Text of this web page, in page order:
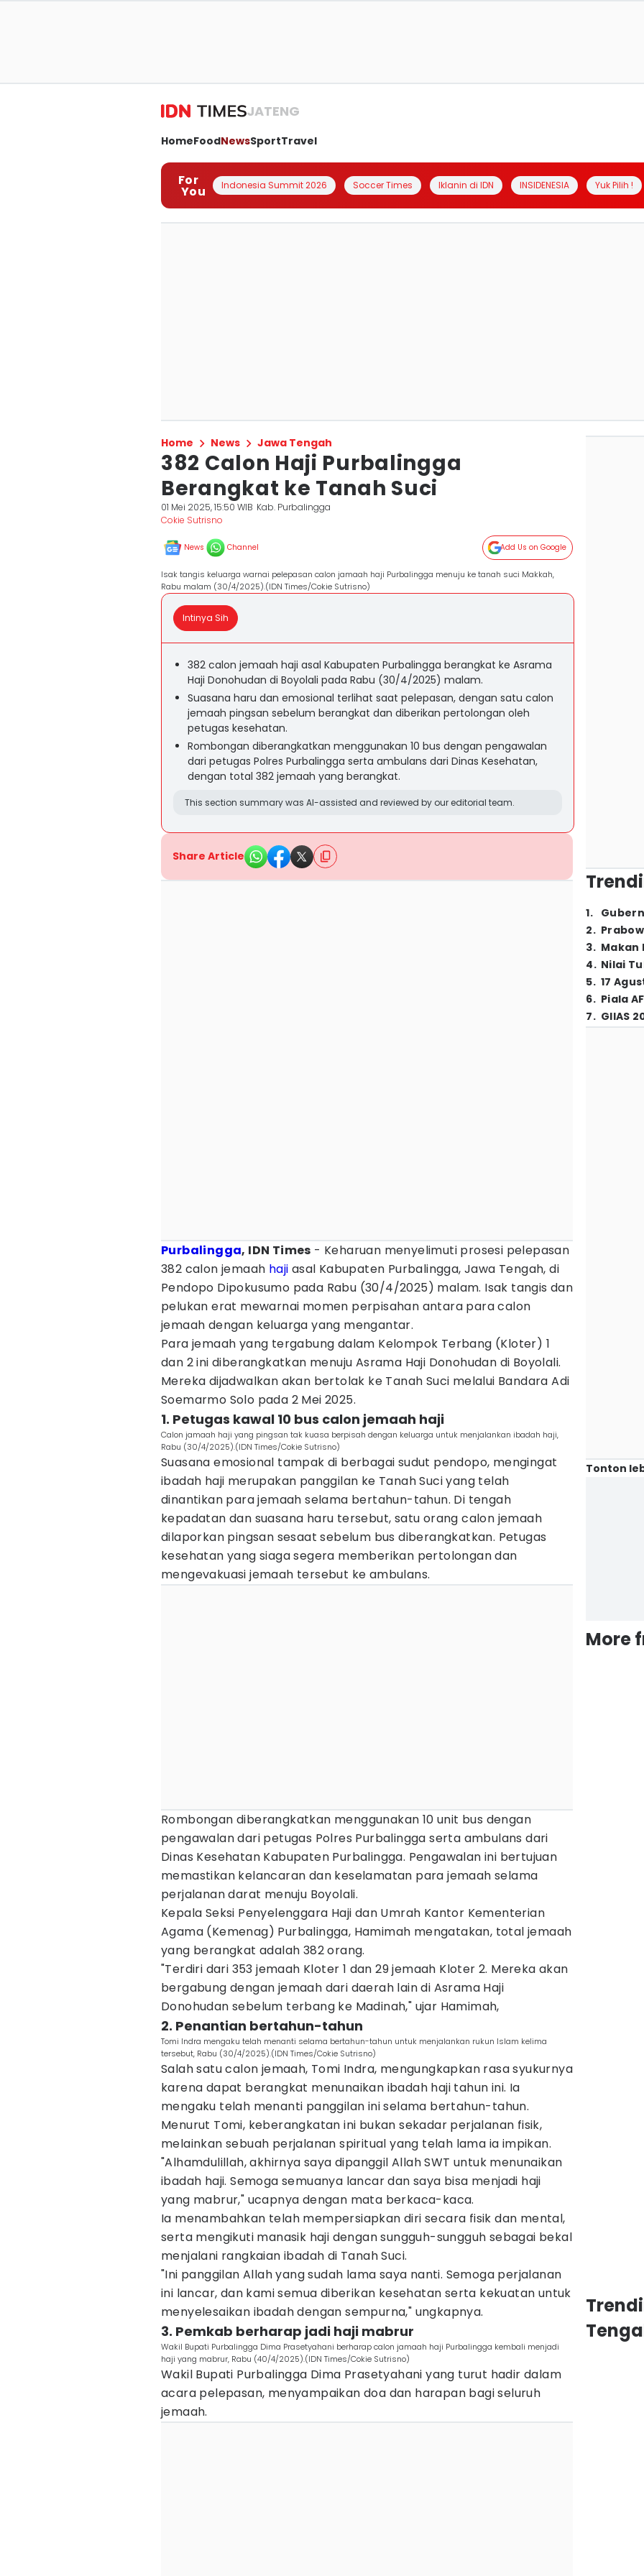
JATENG
HomeFoodNewsSportTravel
For
You Indonesia Summit 2026 Soccer Times Iklanin di IDN INSIDENESIA Yuk Pilih !
Home News Jawa Tengah
382 Calon Haji Purbalingga
Berangkat ke Tanah Suci
01 Mei 2025, 15:50 WIB Kab. Purbalingga
Cokie Sutrisno
News Channel Add Us on Google
Isak tangis keluarga warnai pelepasan calon jamaah haji Purbalingga menuju ke tanah suci Makkah,
Rabu malam (30/4/2025).(IDN Times/Cokie Sutrisno)
Intinya Sih
382 calon jemaah haji asal Kabupaten Purbalingga berangkat ke Asrama
Haji Donohudan di Boyolali pada Rabu (30/4/2025) malam.
Suasana haru dan emosional terlihat saat pelepasan, dengan satu calon
jemaah pingsan sebelum berangkat dan diberikan pertolongan oleh
petugas kesehatan.
Rombongan diberangkatkan menggunakan 10 bus dengan pengawalan
dari petugas Polres Purbalingga serta ambulans dari Dinas Kesehatan,
dengan total 382 jemaah yang berangkat.
This section summary was AI-assisted and reviewed by our editorial team.
Share Article
Purbalingga, IDN Times - Keharuan menyelimuti prosesi pelepasan
382 calon jemaah haji asal Kabupaten Purbalingga, Jawa Tengah, di
Pendopo Dipokusumo pada Rabu (30/4/2025) malam. Isak tangis dan
pelukan erat mewarnai momen perpisahan antara para calon
jemaah dengan keluarga yang mengantar.
Para jemaah yang tergabung dalam Kelompok Terbang (Kloter) 1
dan 2 ini diberangkatkan menuju Asrama Haji Donohudan di Boyolali.
Mereka dijadwalkan akan bertolak ke Tanah Suci melalui Bandara Adi
Soemarmo Solo pada 2 Mei 2025.
1. Petugas kawal 10 bus calon jemaah haji
Calon jamaah haji yang pingsan tak kuasa berpisah dengan keluarga untuk menjalankan ibadah haji,
Rabu (30/4/2025).(IDN Times/Cokie Sutrisno)
Suasana emosional tampak di berbagai sudut pendopo, mengingat
ibadah haji merupakan panggilan ke Tanah Suci yang telah
dinantikan para jemaah selama bertahun-tahun. Di tengah
kepadatan dan suasana haru tersebut, satu orang calon jemaah
dilaporkan pingsan sesaat sebelum bus diberangkatkan. Petugas
kesehatan yang siaga segera memberikan pertolongan dan
mengevakuasi jemaah tersebut ke ambulans.
Rombongan diberangkatkan menggunakan 10 unit bus dengan
pengawalan dari petugas Polres Purbalingga serta ambulans dari
Dinas Kesehatan Kabupaten Purbalingga. Pengawalan ini bertujuan
memastikan kelancaran dan keselamatan para jemaah selama
perjalanan darat menuju Boyolali.
Kepala Seksi Penyelenggara Haji dan Umrah Kantor Kementerian
Agama (Kemenag) Purbalingga, Hamimah mengatakan, total jemaah
yang berangkat adalah 382 orang.
"Terdiri dari 353 jemaah Kloter 1 dan 29 jemaah Kloter 2. Mereka akan
bergabung dengan jemaah dari daerah lain di Asrama Haji
Donohudan sebelum terbang ke Madinah," ujar Hamimah,
2. Penantian bertahun-tahun
Tomi Indra mengaku telah menanti selama bertahun-tahun untuk menjalankan rukun Islam kelima
tersebut, Rabu (30/4/2025).(IDN Times/Cokie Sutrisno)
Salah satu calon jemaah, Tomi Indra, mengungkapkan rasa syukurnya
karena dapat berangkat menunaikan ibadah haji tahun ini. Ia
mengaku telah menanti panggilan ini selama bertahun-tahun.
Menurut Tomi, keberangkatan ini bukan sekadar perjalanan fisik,
melainkan sebuah perjalanan spiritual yang telah lama ia impikan.
"Alhamdulillah, akhirnya saya dipanggil Allah SWT untuk menunaikan
ibadah haji. Semoga semuanya lancar dan saya bisa menjadi haji
yang mabrur," ucapnya dengan mata berkaca-kaca.
Ia menambahkan telah mempersiapkan diri secara fisik dan mental,
serta mengikuti manasik haji dengan sungguh-sungguh sebagai bekal
menjalani rangkaian ibadah di Tanah Suci.
"Ini panggilan Allah yang sudah lama saya nanti. Semoga perjalanan
ini lancar, dan kami semua diberikan kesehatan serta kekuatan untuk
menyelesaikan ibadah dengan sempurna," ungkapnya.
3. Pemkab berharap jadi haji mabrur
Wakil Bupati Purbalingga Dima Prasetyahani berharap calon jamaah haji Purbalingga kembali menjadi
haji yang mabrur, Rabu (40/4/2025).(IDN Times/Cokie Sutrisno)
Wakil Bupati Purbalingga Dima Prasetyahani yang turut hadir dalam
acara pelepasan, menyampaikan doa dan harapan bagi seluruh
jemaah.
1.
2.
3. Makan
4. Nilai
5. 17
6. Piala
7. GIIAS
Tonton
More